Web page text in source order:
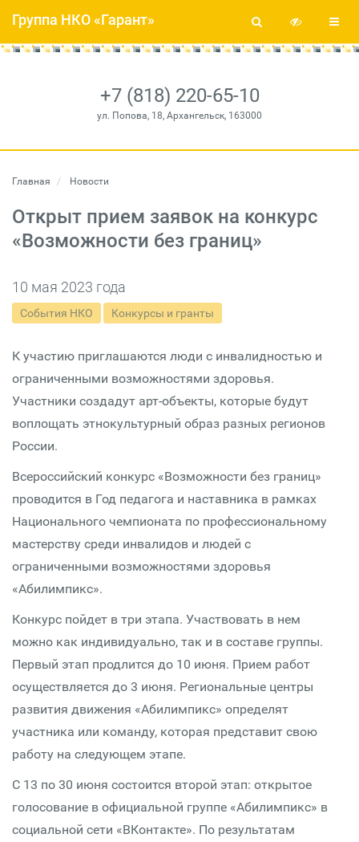
+7 (818) 220-65-10
ул. Попова, 18, Архангельск, 163000
Группа НКО «Гарант»
Главная Новости
Открыт прием заявок на конкурс
«Возможности без границ»
10 мая 2023 года
События НКО Конкурсы и гранты
К участию приглашаются люди с инвалидностью и
ограниченными возможностями здоровья.
Участники создадут арт-объекты, которые будут
воплощать этнокультурный образ разных регионов
России.
Всероссийский конкурс «Возможности без границ»
проводится в Год педагога и наставника в рамках
Национального чемпионата по профессиональному
мастерству среди инвалидов и людей с
ограниченными возможностями здоровья
«Абилимпикс».
Конкурс пойдет в три этапа. Участвовать в нем
можно как индивидуально, так и в составе группы.
Первый этап продлится до 10 июня. Прием работ
осуществляется до 3 июня. Региональные центры
развития движения «Абилимпикс» определят
участника или команду, которая представит свою
работу на следующем этапе.
С 13 по 30 июня состоится второй этап: открытое
голосование в официальной группе «Абилимпикс» в
социальной сети «ВКонтакте». По результатам